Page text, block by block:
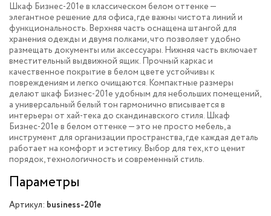
Шкаф Бизнес-201e в классическом белом оттенке —
элегантное решение для офиса, где важны чистота линий и
функциональность. Верхняя часть оснащена штангой для
хранения одежды и двумя полками, что позволяет удобно
размещать документы или аксессуары. Нижняя часть включает
вместительный выдвижной ящик. Прочный каркас и
качественное покрытие в белом цвете устойчивы к
повреждениям и легко очищаются. Компактные размеры
делают шкаф Бизнес-201e удобным для небольших помещений,
а универсальный белый тон гармонично вписывается в
интерьеры от хай-тека до скандинавского стиля. Шкаф
Бизнес-201e в белом оттенке — это не просто мебель, а
инструмент для организации пространства, где каждая деталь
работает на комфорт и эстетику. Выбор для тех, кто ценит
порядок, технологичность и современный стиль.
Параметры
Артикул: business-201e